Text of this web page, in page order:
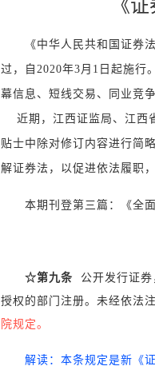
《
《中华人民共和国证券
过，自2020年3月1日起施行
幕信息、短线交易、同业竞
近期，江西证监局、江西
贴士中除对修订内容进行简
解证券法，以促进依法履职
本期刊登第三篇：《全
☆第九条 公开发行证券
授权的部门注册。未经依法
院规定。
解读：本条规定是新《